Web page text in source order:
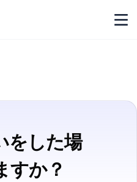
をした場
すか？